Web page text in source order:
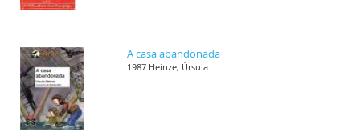
A casa abandonada
1987 Heinze, Úrsula